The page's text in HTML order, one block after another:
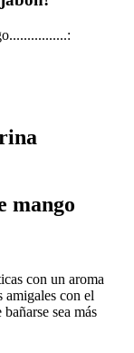
mango
con un aroma
amigales con el
sea más